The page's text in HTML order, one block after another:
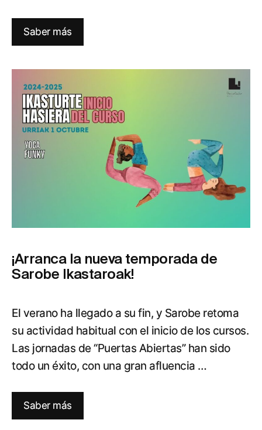
Saber más
¡Arranca la nueva temporada de
Sarobe Ikastaroak!
El verano ha llegado a su fin, y Sarobe retoma
su actividad habitual con el inicio de los cursos.
Las jornadas de “Puertas Abiertas” han sido
todo un éxito, con una gran afluencia …
Saber más